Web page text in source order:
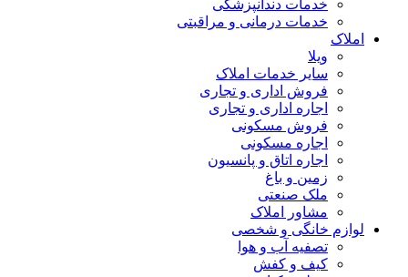
خدمات دندانپزشکی
خدمات درمانی و مراقبتی
املاک
ویلا
سایر خدمات املاک
فروش اداری و تجاری
اجاره اداری و تجاری
فروش مسکونی
اجاره مسکونی
اجاره اتاق و پانسیون
زمین و باغ
ملک صنعتی
مشاور املاک
لوازم خانگی و شخصی
تصفیه آب و هوا
کیف و کفش